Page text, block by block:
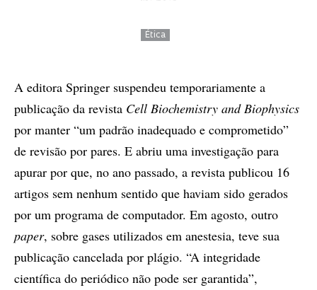
Ética
A editora Springer suspendeu temporariamente a
publicação da revista Cell Biochemistry and Biophysics
por manter “um padrão inadequado e comprometido”
de revisão por pares. E abriu uma investigação para
apurar por que, no ano passado, a revista publicou 16
artigos sem nenhum sentido que haviam sido gerados
por um programa de computador. Em agosto, outro
paper, sobre gases utilizados em anestesia, teve sua
publicação cancelada por plágio. “A integridade
científica do periódico não pode ser garantida”,